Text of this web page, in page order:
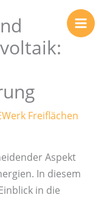
Freiflächen
Aspekt
In diesem
in die